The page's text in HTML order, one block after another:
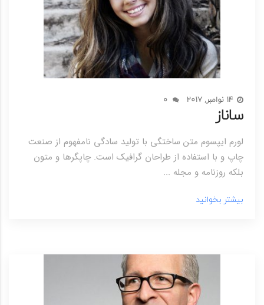
14 نوامبر, 2017 0
ساناز
لورم ایپسوم متن ساختگی با تولید سادگی نامفهوم از صنعت
چاپ و با استفاده از طراحان گرافیک است. چاپگرها و متون
بلکه روزنامه و مجله ...
بیشتر بخوانید